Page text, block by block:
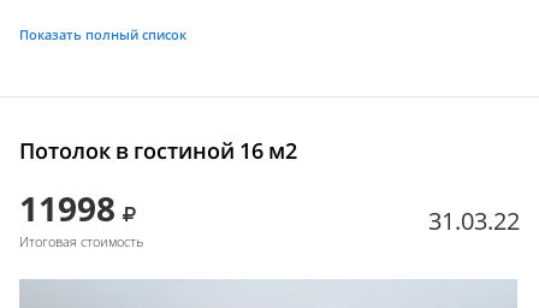
Показать полный список
Потолок в гостиной 16 м2
11998
Итоговая стоимость
31.03.22